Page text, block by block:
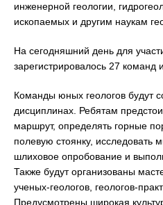
инженерной геологии,
ископаемых и другим наукам
На сегодняшний день для
зарегистрировалось 27 команд
Команды юных геологов будут
дисциплинах. Ребятам
маршрут, определять горные
полевую стоянку, исследовать
шлиховое опробование и
Также будут организованы
ученых-геологов, геологов-
Предусмотрены широкая